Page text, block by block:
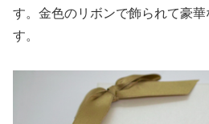
す。金色のリボンで飾られて豪
す。